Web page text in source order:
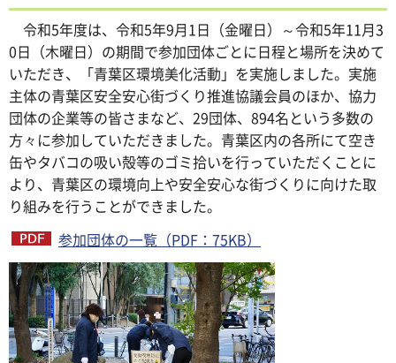
令和5年度は、令和5年9月1日（金曜日）～令和5年11月3
0日（木曜日）の期間で参加団体ごとに日程と場所を決めて
いただき、「青葉区環境美化活動」を実施しました。実施
主体の青葉区安全安心街づくり推進協議会員のほか、協力
団体の企業等の皆さまなど、29団体、894名という多数の
方々に参加していただきました。青葉区内の各所にて空き
缶やタバコの吸い殻等のゴミ拾いを行っていただくことに
より、青葉区の環境向上や安全安心な街づくりに向けた取
り組みを行うことができました。
参加団体の一覧（PDF：75KB）